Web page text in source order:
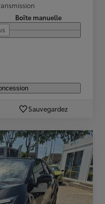
Boîte manuelle
Sauvegardez